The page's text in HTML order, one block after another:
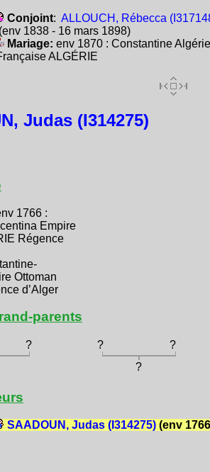
Conjoint: ALLOUCH, Rébecca
(env 1838 - 16 mars 1898)
Mariage: env 1870 : Constantine Algérie
ALGÉRIE
Judas (I314275)
1766 :
Empire
Régence
Ottoman
d’Alger
parents
? ?
?
?
SAADOUN, Judas (I314275)(env